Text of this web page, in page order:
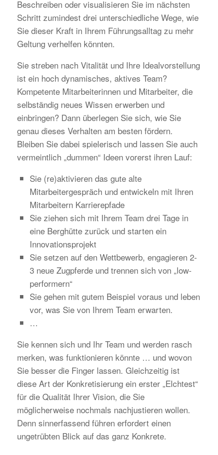
Beschreiben oder visualisieren Sie im nächsten
Schritt zumindest drei unterschiedliche Wege, wie
Sie dieser Kraft in Ihrem Führungsalltag zu mehr
Geltung verhelfen könnten.
Sie streben nach Vitalität und Ihre Idealvorstellung
ist ein hoch dynamisches, aktives Team?
Kompetente Mitarbeiterinnen und Mitarbeiter, die
selbständig neues Wissen erwerben und
einbringen? Dann überlegen Sie sich, wie Sie
genau dieses Verhalten am besten fördern.
Bleiben Sie dabei spielerisch und lassen Sie auch
vermeintlich „dummen“ Ideen vorerst ihren Lauf:
Sie (re)aktivieren das gute alte
Mitarbeitergespräch und entwickeln mit Ihren
Mitarbeitern Karrierepfade
Sie ziehen sich mit Ihrem Team drei Tage in
eine Berghütte zurück und starten ein
Innovationsprojekt
Sie setzen auf den Wettbewerb, engagieren 2-
3 neue Zugpferde und trennen sich von „low-
performern“
Sie gehen mit gutem Beispiel voraus und leben
vor, was Sie von Ihrem Team erwarten.
…
Sie kennen sich und Ihr Team und werden rasch
merken, was funktionieren könnte … und wovon
Sie besser die Finger lassen. Gleichzeitig ist
diese Art der Konkretisierung ein erster „Elchtest“
für die Qualität Ihrer Vision, die Sie
möglicherweise nochmals nachjustieren wollen.
Denn sinnerfassend führen erfordert einen
ungetrübten Blick auf das ganz Konkrete.